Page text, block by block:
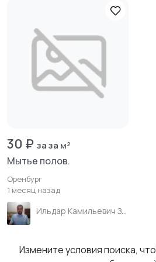
30 ₽ за за м²
Мытье полов.
Оренбург
1 месяц назад
Измените условия поиска,